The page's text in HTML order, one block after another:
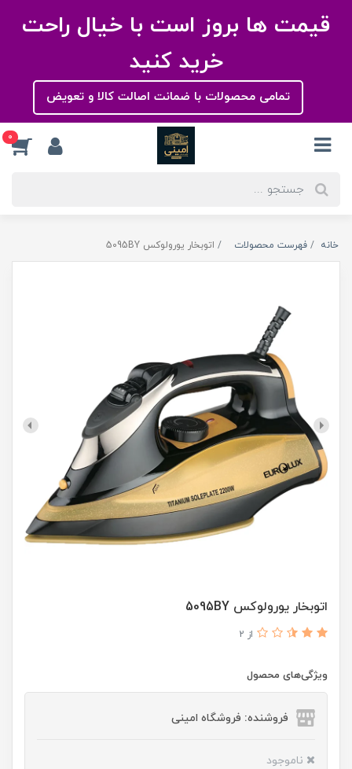
قیمت ها بروز است با خیال راحت
خرید کنید
تمامی محصولات با ضمانت اصالت کالا و تعویض
0
خانه فهرست محصولات اتوبخار یورولوکس 5095BY
اتوبخار یورولوکس 5095BY
از 2
ویژگی‌های محصول
فروشنده: فروشگاه امینی
ناموجود